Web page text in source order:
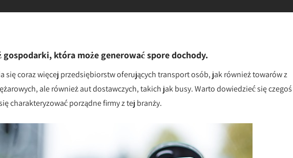
gospodarki, która może generować spore dochody.
się coraz więcej przedsiębiorstw oferujących transport osób, jak również towarów z
ale również aut dostawczych, takich jak busy. Warto dowiedzieć się czegoś
charakteryzować porządne firmy z tej branży.